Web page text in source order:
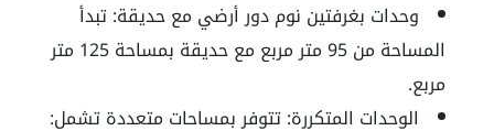
وحدات بغرفتين نوم دور أرضي مع حديقة:تبدأ
المساحة من95متر مربع مع حديقة بمساحة125 متر
مربع.
الوحدات المتكررة:تتوفر بمساحات متعددة تشمل: